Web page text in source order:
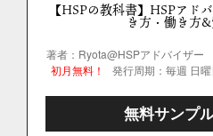
【HSPの教科書】HSPアド
き方・働き方
著者：Ryota@HSPアドバイザー
初月無料！
発行周期：毎週 日
無料サンプ